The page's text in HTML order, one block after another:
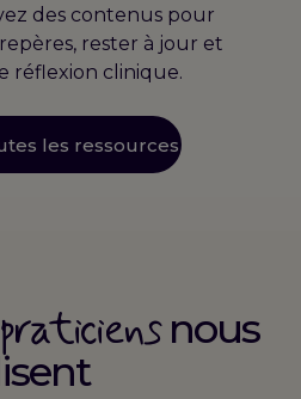
des contenus pour
rester à jour et
réflexion clinique.
les ressources
nous